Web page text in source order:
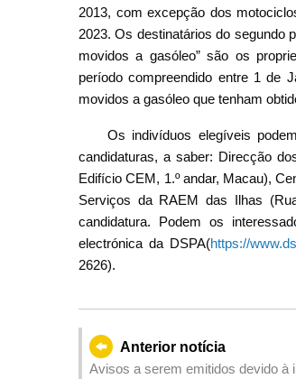
2013, com excepção dos
2023. Os destinatários do segundo
movidos a gasóleo” são os
período compreendido entre 1 de
movidos a gasóleo que tenham
Os indivíduos elegíveis
candidaturas, a saber: Direcção
Edifício CEM, 1.º andar, Macau),
Serviços da RAEM das Ilhas
candidatura. Podem os
electrónica da DSPA(https://
2626).
Anterior notícia
Avisos a serem emitidos devido à